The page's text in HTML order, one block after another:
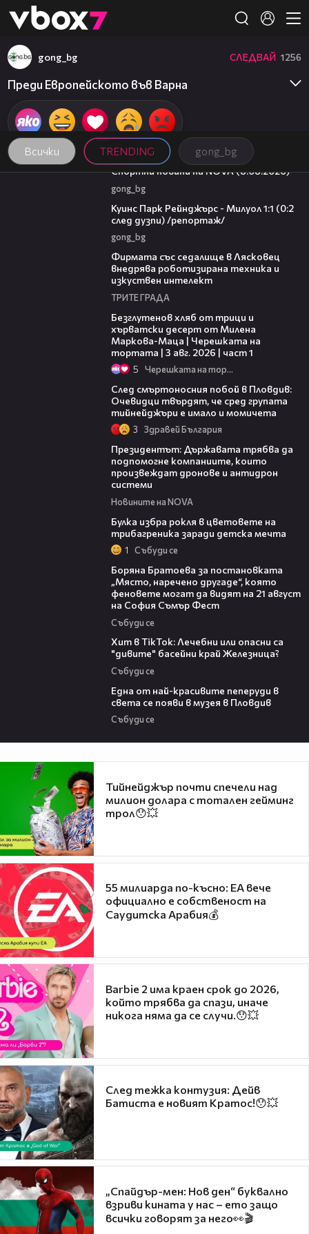
👾
Всички TRENDING gong_bg
gong_bg СЛЕДВАЙ 1256
Преди Европейското във Варна
04:09
Спортни новини на NOVA (8.08.2026)
gong_bg
Куинс Парк Рейнджърс - Милуол 1:1 (0:2
след дузпи) /репортаж/
gong_bg
Фирмата със седалище в Лясковец
внедрява роботизирана техника и
изкуствен интелект
ТРИТЕ ГРАДА
Безглутенов хляб от трици и
хърватски десерт от Милена
Маркова-Маца | Черешката на
тортата | 3 авг. 2026 | част 1
5 Черешката на тортата
След смъртоносния побой в Пловдив:
Очевидци твърдят, че сред групата
тийнейджъри е имало и момичета
3 Здравей България
Президентът: Държавата трябва да
подпомогне компаниите, които
произвеждат дронове и антидрон
системи
Новините на NOVA
Булка избра рокля в цветовете на
трибагреника заради детска мечта
1 Събуди се
Боряна Братоева за постановката
„Място, наречено другаде“, която
феновете могат да видят на 21 август
на София Съмър Фест
Събуди се
Хит в TikTok: Лечебни или опасни са
"дивите" басейни край Железница?
Събуди се
Една от най-красивите пеперуди в
света се появи в музея в Пловдив
Събуди се
Тийнейджър почти спечели над
милион долара с тотален гейминг
трол😯💥
55 милиарда по-късно: EA вече
официално е собственост на
Саудитска Арабия💰
Barbie 2 има краен срок до 2026,
който трябва да спази, иначе
никога няма да се случи.😯💥
След тежка контузия: Дейв
Батиста е новият Кратос!😯💥
„Спайдър-мен: Нов ден“ буквално
взриви кината у нас – ето защо
всички говорят за него👀🎬